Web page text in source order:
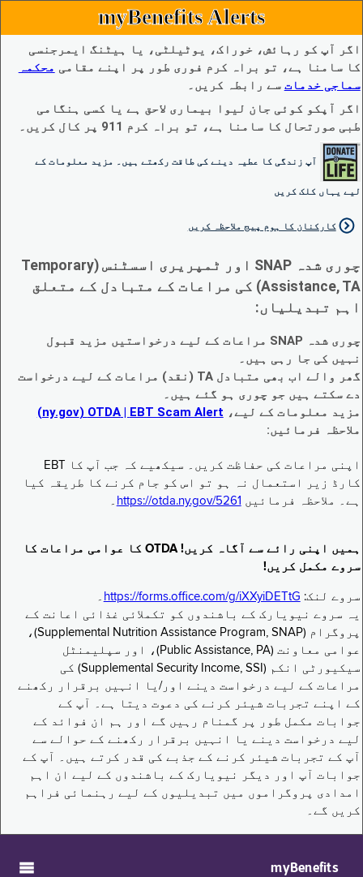
myBenefits Alerts
اگر آپ کو رہائش، خوراک، یوٹیلٹی، یا ہیٹنگ ایمرجنسی
کا سامنا ہے، تو براہ کرم فوری طور پر اپنے مقامی محکمہ
سماجی خدمات سے رابطہ کریں۔
اگر آپکو کوئی جان لیوا بیماری لاحق ہے یا کسی ہنگامی
طبی صورتحال کا سامنا ہے، تو براہ کرم 911 پر کال کریں۔
آپ زندگی کا عطیہ دینے کی طاقت رکھتے ہیں۔ مزید معلومات کے
لیے یہاں کلک کریں
کارکنان کا ہوم پیج ملاحظہ کریں
چوری شدہ SNAP اور ٹمپریری اسسٹنس (Temporary
Assistance, TA) کی مراعات کے متبادل کے متعلق
اہم تبدیلیاں:
چوری شدہ SNAP مراعات کے لیے درخواستیں مزید قبول
نہیں کی جا رہی ہیں۔
گھر والے اب بھی متبادل TA (نقد) مراعات کے لیے درخواست
دے سکتے ہیں جو چوری ہو گئے ہیں۔
مزید معلومات کے لیے، EBT Scam Alert ‏| OTDA ‏(ny.gov)
ملاحظہ فرمائیں:
اپنی مراعات کی حفاظت کریں۔ سیکھیے کہ جب آپ کا EBT
کارڈ زیر استعمال نہ ہو تو اس کو جام کرنے کا طریقہ کیا
ہے۔ ملاحظہ فرمائیں https://otda.ny.gov/5261 ۔
ہمیں اپنی رائے سے آگاہ کریں! OTDA کا عوامی مراعات کا
سروے مکمل کریں!
سروے لنک: https://forms.office.com/g/iXXyiDETtG ۔
یہ سروے نیویارک کے باشندوں کو تکملائی غذائی اعانت کے
پروگرام (Supplemental Nutrition Assistance Program, SNAP)،
عوامی معاونت (Public Assistance, PA)، اور سپلیمنٹل
سیکیورٹی انکم (Supplemental Security Income, SSI) کی
مراعات کے لیے درخواست دینے اور/یا انہیں برقرار رکھنے
کے اپنے تجربات شیئر کرنے کی دعوت دیتا ہے۔ آپ کے
جوابات مکمل طور پر گمنام رہیں گے اور ہم ان فوائد کے
لیے درخواست دینے یا انہیں برقرار رکھنے کے حوالے سے
آپ کے تجربات شیئر کرنے کے جذبے کی قدر کرتے ہیں۔ آپ کے
جوابات آپ اور دیگر نیویارک کے باشندوں کے لیے ان اہم
امدادی پروگراموں میں تبدیلیوں کے لیے رہنمائی فراہم
کریں گے۔
myBenefits